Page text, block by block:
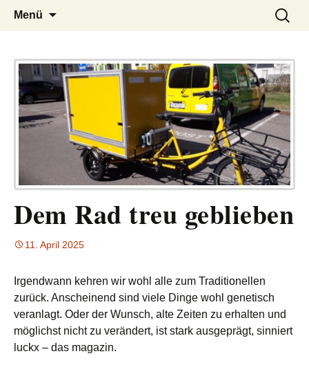
LUCKX
– das Magazin
Menü
Suchen
nach:
Dem Rad treu geblieben
11. April 2025
Irgendwann kehren wir wohl alle zum Traditionellen
zurück. Anscheinend sind viele Dinge wohl genetisch
veranlagt. Oder der Wunsch, alte Zeiten zu erhalten und
möglichst nicht zu verändert, ist stark ausgeprägt, sinniert
luckx – das magazin.